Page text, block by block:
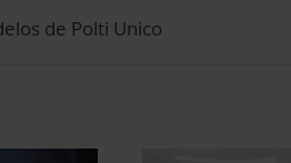
de Polti Unico